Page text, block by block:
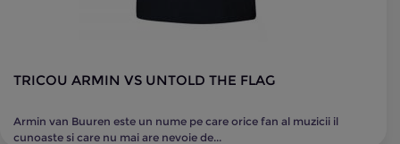
TRICOU ARMIN VS UNTOLD THE FLAG
Armin van Buuren este un nume pe care orice fan al muzicii il
cunoaste si care nu mai are nevoie de...